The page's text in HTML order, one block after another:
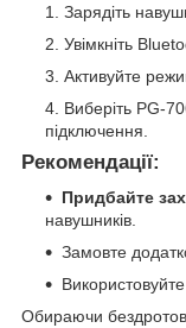
Зарядіть
Увімкніть
Активуйте
Виберіть PG-
підключення.
Рекомендації:
Придбайте
навушників.
Замовте
Обираючи